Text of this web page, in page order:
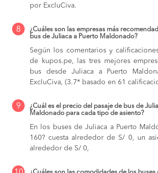
por ExcluCiva.
8
¿Cuáles son las empresas más
bus de Juliaca a Puerto Maldonado?
Según los comentarios y
de kupos.pe, las tres mejores
bus desde Juliaca a Puerto
ExcluCiva, (3.7* basado en 61
9
¿Cuál es el precio del pasaje de bus de
Maldonado para cada tipo de asiento?
En los buses de Juliaca a Puerto
160? cuesta alrededor de S/ 0, un
alrededor de S/ 0,